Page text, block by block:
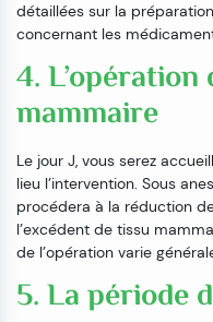
détaillées sur la
concernant les
4.
mammaire
Le jour J, vous serez
lieu l’intervention. Sous
procédera à la réduction
l’excédent de tissu
de l’opération varie
5. La période